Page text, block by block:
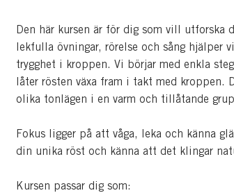
Den här kursen är för dig som vill utforska
lekfulla övningar, rörelse och sång hjälper
trygghet i kroppen. Vi börjar med enkla
låter rösten växa fram i takt med kroppen.
olika tonlägen i en varm och tillåtande
Fokus ligger på att våga, leka och känna
din unika röst och känna att det klingar
Kursen passar dig som: